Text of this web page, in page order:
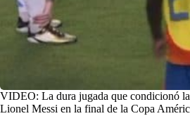
VIDEO: La dura jugada que condicionó la
Lionel Messi en la final de la Copa